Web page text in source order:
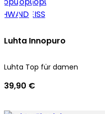
Luhta Innopuro
Luhta Top für damen
39,90 €